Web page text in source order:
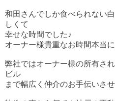
和田さんでしか食べられない
しくて
幸せな時間でした♪
オーナー様貴重なお時間本当
弊社ではオーナー様の所有さ
ビル
まで幅広く 仲介のお手伝いさ